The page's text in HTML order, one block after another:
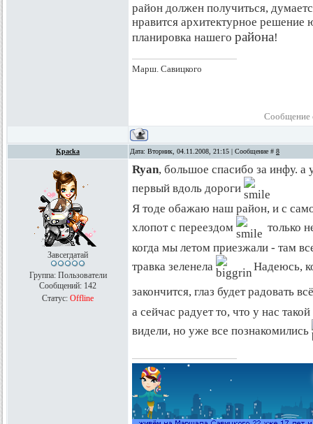
район должен получиться,
нравится архитектурное решение
планировка нашего района!
Марш. Савицкого
Сообщение
Kpacka Дата: Вторник, 04.11.2008, 21:15 | Сообщение # 8
Завсегдатай
Группа: Пользователи
Сообщений: 142
Статус: Offline
Ryan, большое спасибо за инфу.
первый вдоль дороги
Я тоде обажаю наш район, и с
хлопот с переездом
только
когда мы летом приезжали - там
травка зеленела
Надеюсь,
закончится, глаз будет радовать
а сейчас радует то, что у нас
видели, но уже все познакомились